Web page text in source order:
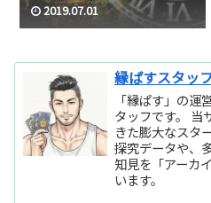
2019.07.01
縁ぱすスタッ
「縁ぱす」の
タッフです。 当
きた膨大なスタ
探究データや、
知見を「アーカ
います。